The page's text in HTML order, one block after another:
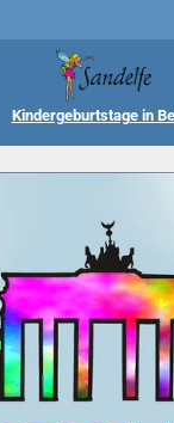
Kindergeburtstage in